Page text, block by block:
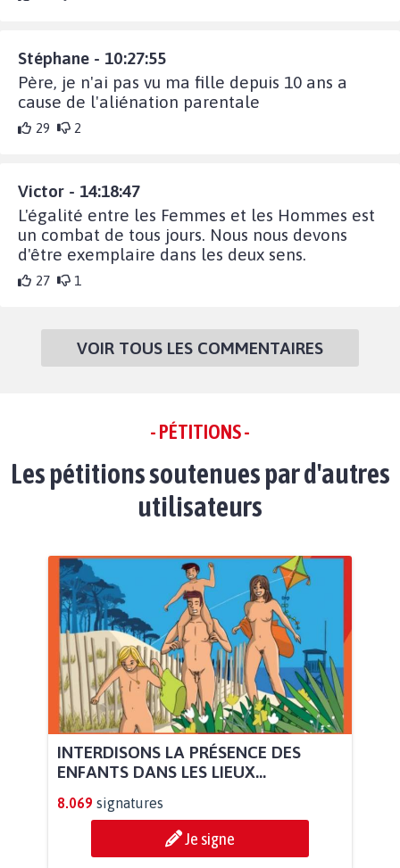
Stéphane - 10:27:55
Père, je n'ai pas vu ma fille depuis 10 ans a
cause de l'aliénation parentale
29 2
Victor - 14:18:47
L'égalité entre les Femmes et les Hommes est
un combat de tous jours. Nous nous devons
d'être exemplaire dans les deux sens.
27 1
VOIR TOUS LES COMMENTAIRES
- PÉTITIONS -
Les pétitions soutenues par d'autres
utilisateurs
INTERDISONS LA PRÉSENCE DES
ENFANTS DANS LES LIEUX...
8.069 signatures
Je signe